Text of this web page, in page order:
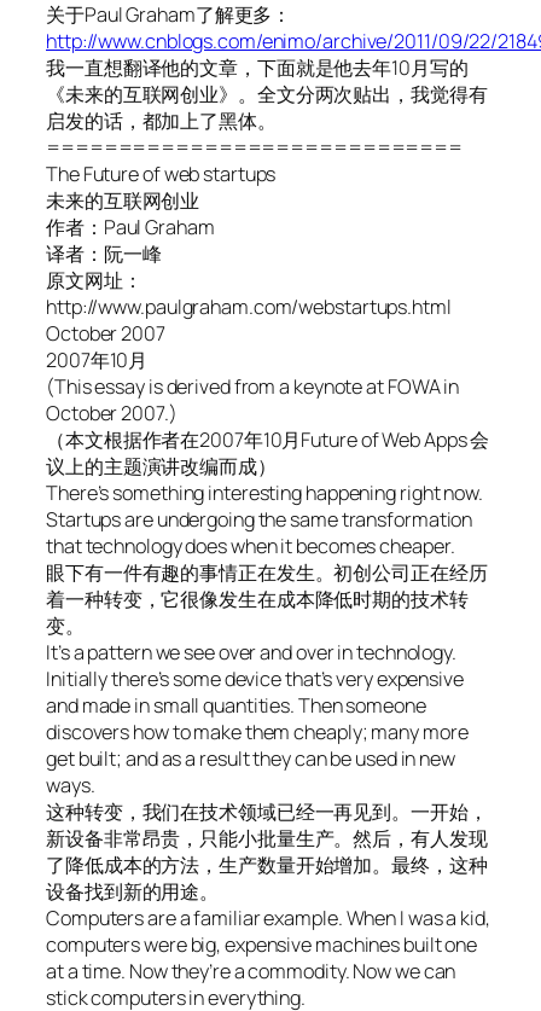
关于Paul Graham了解更多：
http://www.cnblogs.com/enimo/archive/2011/09/22/
我一直想翻译他的文章，下面就是他去年10月写的
《未来的互联网创业》。全文分两次贴出，我觉得有
启发的话，都加上了黑体。
=============================
The Future of web startups
未来的互联网创业
作者：Paul Graham
译者：阮一峰
原文网址：
http://www.paulgraham.com/webstartups.html
October 2007
2007年10月
(This essay is derived from a keynote at FOWA in
October 2007.)
（本文根据作者在2007年10月Future of Web Apps 会
议上的主题演讲改编而成）
There’s something interesting happening right now.
Startups are undergoing the same transformation
that technology does when it becomes cheaper.
眼下有一件有趣的事情正在发生。初创公司正在经历
着一种转变，它很像发生在成本降低时期的技术转
变。
It’s a pattern we see over and over in technology.
Initially there’s some device that’s very expensive
and made in small quantities. Then someone
discovers how to make them cheaply; many more
get built; and as a result they can be used in new
ways.
这种转变，我们在技术领域已经一再见到。一开始，
新设备非常昂贵，只能小批量生产。然后，有人发现
了降低成本的方法，生产数量开始增加。最终，这种
设备找到新的用途。
Computers are a familiar example. When I was a kid,
computers were big, expensive machines built one
at a time. Now they’re a commodity. Now we can
stick computers in everything.